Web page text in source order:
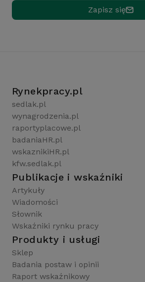
Zapisz się
Rynekpracy.pl
sedlak.pl
wynagrodzenia.pl
raportyplacowe.pl
badaniaHR.pl
wskaznikiHR.pl
kfw.sedlak.pl
Publikacje i wskaźniki
Artykuły
Wiadomości
Słownik
Wskaźniki rynku pracy
Produkty i usługi
Sklep
Badania postaw i opinii
Raport wskaźnikowy